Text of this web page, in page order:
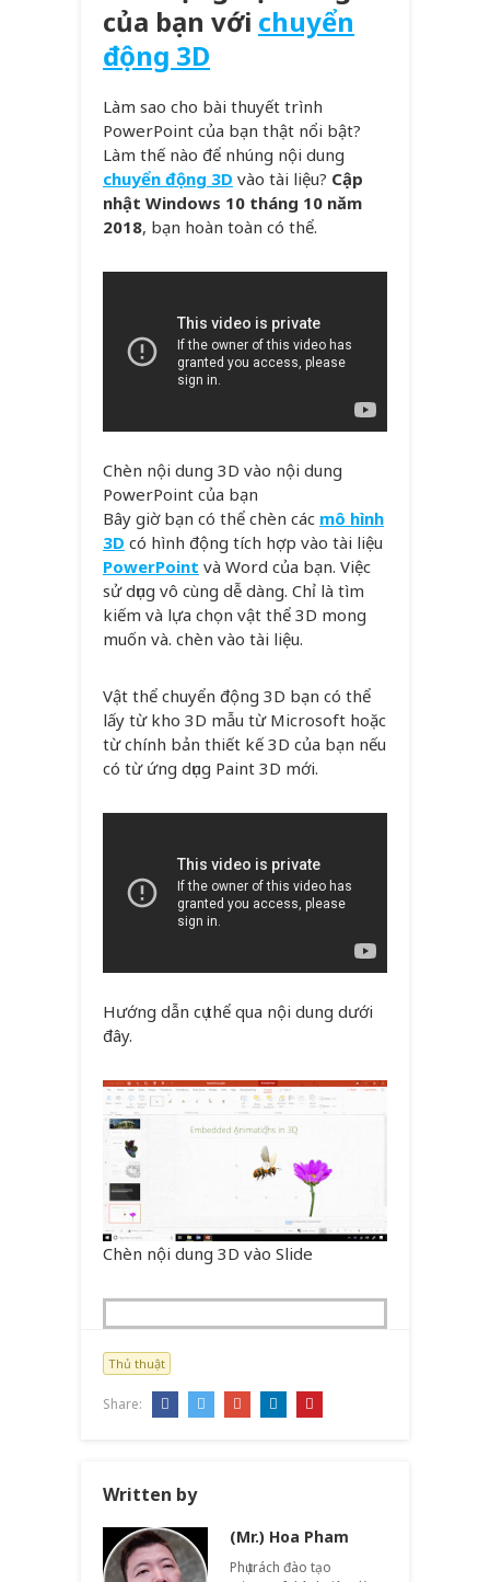
của bạn với chuyển
động 3D
Làm sao cho bài thuyết trình
PowerPoint của bạn thật nổi bật?
Làm thế nào để nhúng nội dung
chuyển động 3D vào tài liệu? Cập
nhật Windows 10 tháng 10 năm
2018, bạn hoàn toàn có thể.
Chèn nội dung 3D vào nội dung
PowerPoint của bạn
Bây giờ bạn có thể chèn các mô hình
3D có hình động tích hợp vào tài liệu
PowerPoint và Word của bạn. Việc
sử dụng vô cùng dễ dàng. Chỉ là tìm
kiếm và lựa chọn vật thể 3D mong
muốn và. chèn vào tài liệu.
Vật thể chuyển động 3D bạn có thể
lấy từ kho 3D mẫu từ Microsoft hoặc
từ chính bản thiết kế 3D của bạn nếu
có từ ứng dụng Paint 3D mới.
Hướng dẫn cụ thể qua nội dung dưới
đây.
Chèn nội dung 3D vào Slide
Thủ thuật
Share:
Written by
(Mr.) Hoa Pham
Phụ trách đào tạo